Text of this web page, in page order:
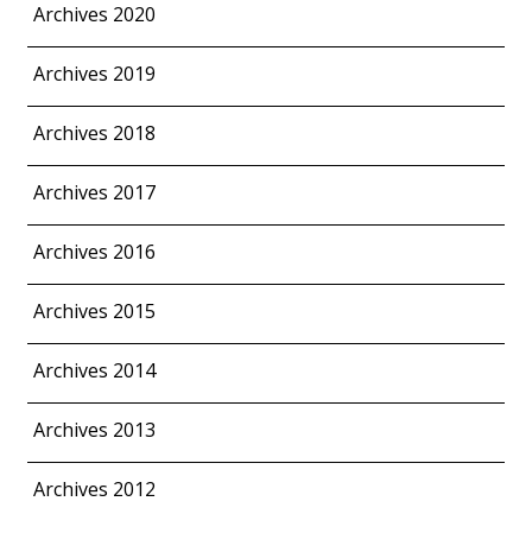
Archives 2020
Archives 2019
Archives 2018
Archives 2017
Archives 2016
Archives 2015
Archives 2014
Archives 2013
Archives 2012